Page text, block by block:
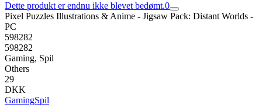
Dette produkt er endnu ikke blevet bedømt.0
Pixel Puzzles Illustrations & Anime - Jigsaw Pack: Distant Worlds -
PC
598282
598282
Gaming, Spil
Others
29
DKK
GamingSpil